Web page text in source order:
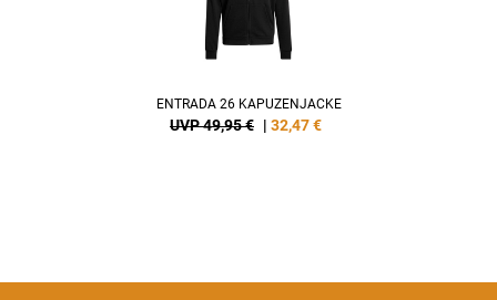
ENTRADA 26 KAPUZENJACKE
UVP 49,95 € | 32,47€